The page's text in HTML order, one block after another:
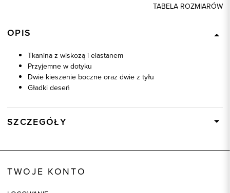
TABELA ROZMIARÓW
OPIS
Tkanina z wiskozą i elastanem
Przyjemne w dotyku
Dwie kieszenie boczne oraz dwie z tyłu
Gładki deseń
SZCZEGÓŁY
Kolor
TWOJE KONTO